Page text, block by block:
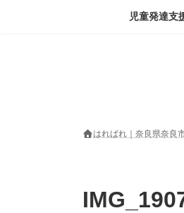
児童発達
はればれ｜奈良県奈良